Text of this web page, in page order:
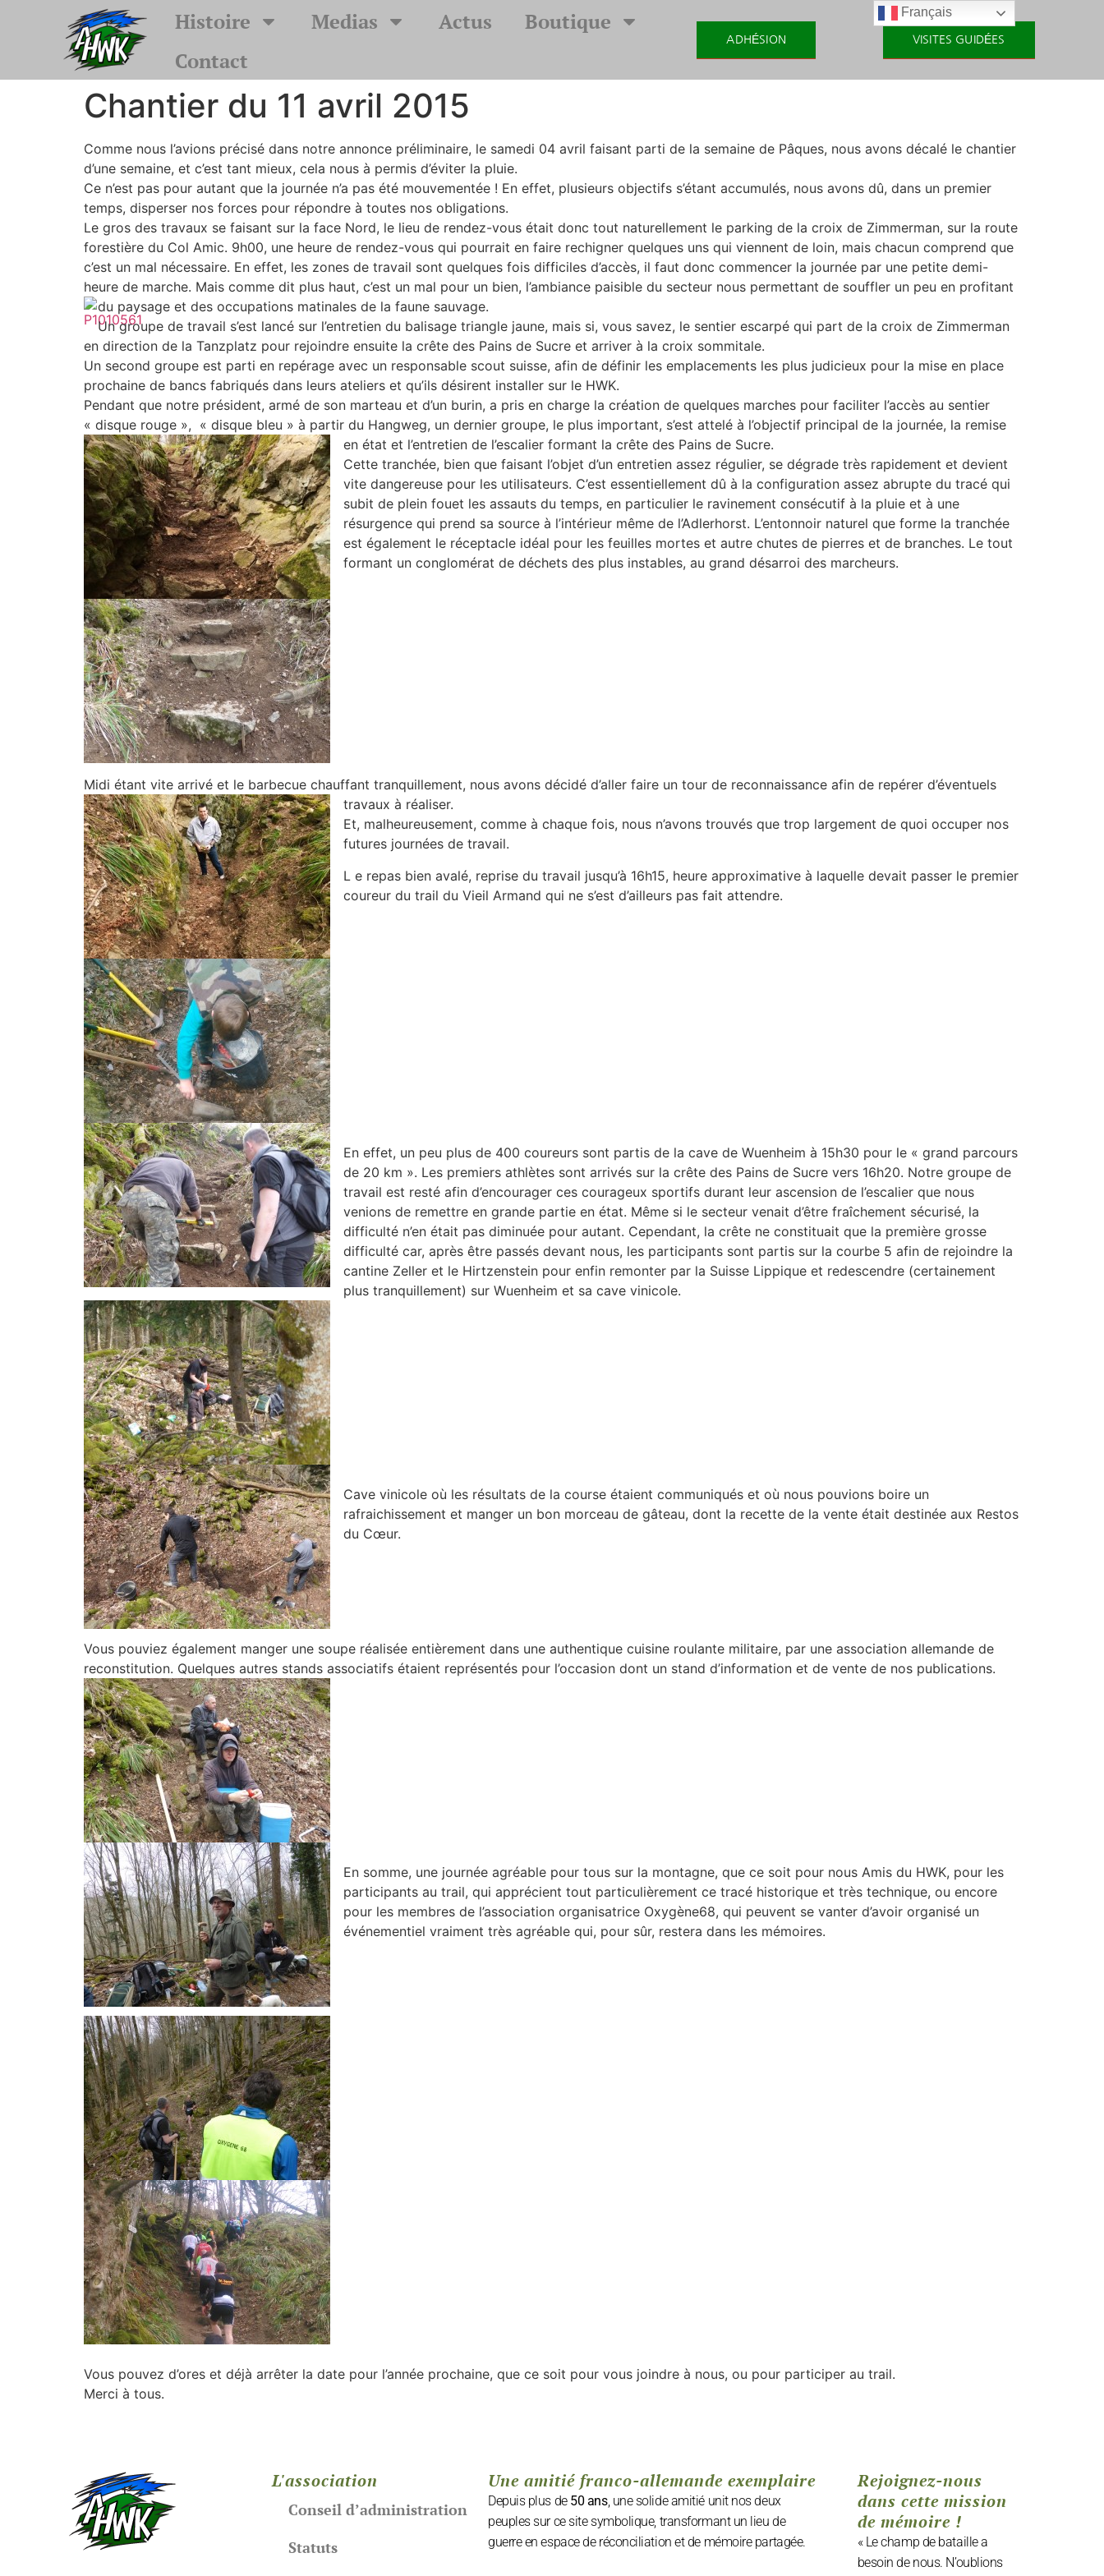
Histoire Medias Actus
Boutique
Contact
ADHÉSION VISITES GUIDÉES
Chantier du 11 avril 2015
Comme nous l’avions précisé dans notre annonce préliminaire, le samedi 04 avril faisant parti de la semaine de Pâques, nous avons décalé le chantier
d’une semaine, et c’est tant mieux, cela nous à permis d’éviter la pluie.
Ce n’est pas pour autant que la journée n’a pas été mouvementée ! En effet, plusieurs objectifs s’étant accumulés, nous avons dû, dans un premier
temps, disperser nos forces pour répondre à toutes nos obligations.
Le gros des travaux se faisant sur la face Nord, le lieu de rendez-vous était donc tout naturellement le parking de la croix de Zimmerman, sur la route
forestière du Col Amic. 9h00, une heure de rendez-vous qui pourrait en faire rechigner quelques uns qui viennent de loin, mais chacun comprend que
c’est un mal nécessaire. En effet, les zones de travail sont quelques fois difficiles d’accès, il faut donc commencer la journée par une petite demi-
heure de marche. Mais comme dit plus haut, c’est un mal pour un bien, l’ambiance paisible du secteur nous permettant de souffler un peu en profitant
du paysage et des occupations matinales de la faune sauvage.
Un groupe de travail s’est lancé sur l’entretien du balisage triangle jaune, mais si, vous savez, le sentier escarpé qui part de la croix de Zimmerman
en direction de la Tanzplatz pour rejoindre ensuite la crête des Pains de Sucre et arriver à la croix sommitale.
Un second groupe est parti en repérage avec un responsable scout suisse, afin de définir les emplacements les plus judicieux pour la mise en place
prochaine de bancs fabriqués dans leurs ateliers et qu’ils désirent installer sur le HWK.
Pendant que notre président, armé de son marteau et d’un burin, a pris en charge la création de quelques marches pour faciliter l’accès au sentier
« disque rouge », « disque bleu » à partir du Hangweg, un dernier groupe, le plus important, s’est attelé à l’objectif principal de la journée, la remise
en état et l’entretien de l’escalier formant la crête des Pains de Sucre.
Cette tranchée, bien que faisant l’objet d’un entretien assez régulier, se dégrade très rapidement et devient
vite dangereuse pour les utilisateurs. C’est essentiellement dû à la configuration assez abrupte du tracé qui
subit de plein fouet les assauts du temps, en particulier le ravinement consécutif à la pluie et à une
résurgence qui prend sa source à l’intérieur même de l’Adlerhorst. L’entonnoir naturel que forme la tranchée
est également le réceptacle idéal pour les feuilles mortes et autre chutes de pierres et de branches. Le tout
formant un conglomérat de déchets des plus instables, au grand désarroi des marcheurs.
Midi étant vite arrivé et le barbecue chauffant tranquillement, nous avons décidé d’aller faire un tour de reconnaissance afin de repérer d’éventuels
travaux à réaliser.
Et, malheureusement, comme à chaque fois, nous n’avons trouvés que trop largement de quoi occuper nos
futures journées de travail.
L e repas bien avalé, reprise du travail jusqu’à 16h15, heure approximative à laquelle devait passer le premier
coureur du trail du Vieil Armand qui ne s’est d’ailleurs pas fait attendre.
En effet, un peu plus de 400 coureurs sont partis de la cave de Wuenheim à 15h30 pour le « grand parcours
de 20 km ». Les premiers athlètes sont arrivés sur la crête des Pains de Sucre vers 16h20. Notre groupe de
travail est resté afin d’encourager ces courageux sportifs durant leur ascension de l’escalier que nous
venions de remettre en grande partie en état. Même si le secteur venait d’être fraîchement sécurisé, la
difficulté n’en était pas diminuée pour autant. Cependant, la crête ne constituait que la première grosse
difficulté car, après être passés devant nous, les participants sont partis sur la courbe 5 afin de rejoindre la
cantine Zeller et le Hirtzenstein pour enfin remonter par la Suisse Lippique et redescendre (certainement
plus tranquillement) sur Wuenheim et sa cave vinicole.
Cave vinicole où les résultats de la course étaient communiqués et où nous pouvions boire un
rafraichissement et manger un bon morceau de gâteau, dont la recette de la vente était destinée aux Restos
du Cœur.
Vous pouviez également manger une soupe réalisée entièrement dans une authentique cuisine roulante militaire, par une association allemande de
reconstitution. Quelques autres stands associatifs étaient représentés pour l’occasion dont un stand d’information et de vente de nos publications.
En somme, une journée agréable pour tous sur la montagne, que ce soit pour nous Amis du HWK, pour les
participants au trail, qui apprécient tout particulièrement ce tracé historique et très technique, ou encore
pour les membres de l’association organisatrice Oxygène68, qui peuvent se vanter d’avoir organisé un
événementiel vraiment très agréable qui, pour sûr, restera dans les mémoires.
Vous pouvez d’ores et déjà arrêter la date pour l’année prochaine, que ce soit pour vous joindre à nous, ou pour participer au trail.
Merci à tous.
L'association
Conseil d’administration
Statuts
Une amitié franco-allemande exemplaire
Depuis plus de 50 ans, une solide amitié unit nos deux
peuples sur ce site symbolique, transformant un lieu de
guerre en espace de réconciliation et de mémoire partagée.
Rejoignez-nous
dans cette mission
de mémoire !
« Le champ de bataille a
besoin de nous. N’oublions
Français